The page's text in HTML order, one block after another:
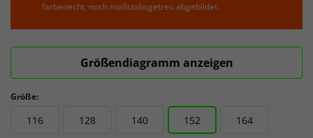
farbenecht, noch maßstabsgetreu abgebildet.
Größendiagramm anzeigen
Größe:
116 128 140 152 164